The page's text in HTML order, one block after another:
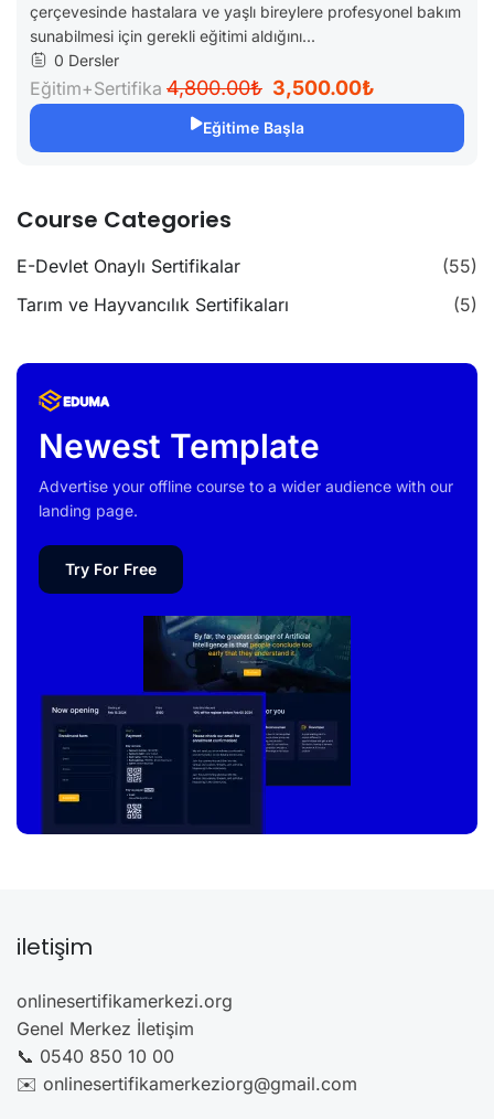
çerçevesinde hastalara ve yaşlı bireylere profesyonel bakım
sunabilmesi için gerekli eğitimi aldığını...
0 Dersler
Eğitim+Sertifika 4,800.00₺ 3,500.00₺
Eğitime Başla
Course Categories
E-Devlet Onaylı Sertifikalar
(55)
Tarım ve Hayvancılık Sertifikaları
(5)
Newest Template
Advertise your offline course to a wider audience with our
landing page.
Try For Free
iletişim
onlinesertifikamerkezi.org
Genel Merkez İletişim
📞 0540 850 10 00
✉️ onlinesertifikamerkeziorg@gmail.com